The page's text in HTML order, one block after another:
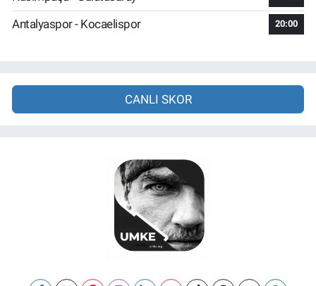
Antalyaspor - Kocaelispor 20:00
CANLI SKOR